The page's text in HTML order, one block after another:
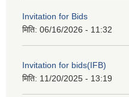
Invitation for Bids
मिति: 06/16/2026 - 11:32
Invitation for bids(IFB)
मिति: 11/20/2025 - 13:19